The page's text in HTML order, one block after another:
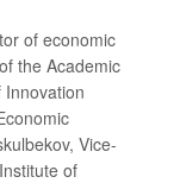
of economic
the Academic
Vice-
of